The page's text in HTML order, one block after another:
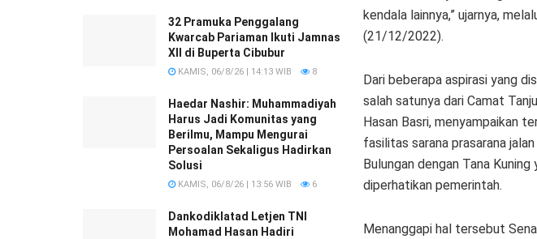
32 Pramuka Penggalang
Kwarcab Pariaman Ikuti Jamnas
XII di Buperta Cibubur
KAMIS, 06/8/26 | 14:13 WIB 8
Haedar Nashir: Muhammadiyah
Harus Jadi Komunitas yang
Berilmu, Mampu Mengurai
Persoalan Sekaligus Hadirkan
Solusi
KAMIS, 06/8/26 | 13:56 WIB 6
Dankodiklatad Letjen TNI
Mohamad Hasan Hadiri
kendala lainnya,” ujarnya,
(21/12/2022).
Dari beberapa aspirasi yang
salah satunya dari Camat
Hasan Basri, menyampaikan
fasilitas sarana prasarana
Bulungan dengan Tana
diperhatikan pemerintah.
Menanggapi hal tersebut